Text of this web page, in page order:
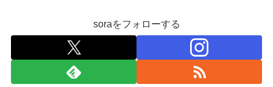
soraをフォローする